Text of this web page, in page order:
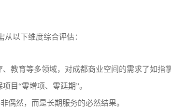
从以下维度综合评估：
教育等多领域，对成都商业空间的需求了如指
目“零增项、零延期”。
偶然，而是长期服务的必然结果。